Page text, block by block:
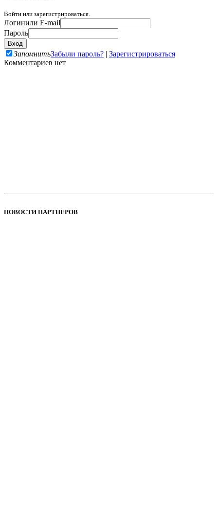
Войти или зарегистрироваться.
Логинили E-mail
Пароль
ЗапомнитьЗабыли пароль? | Зарегистрироваться
Комментариев нет
НОВОСТИ ПАРТНЁРОВ